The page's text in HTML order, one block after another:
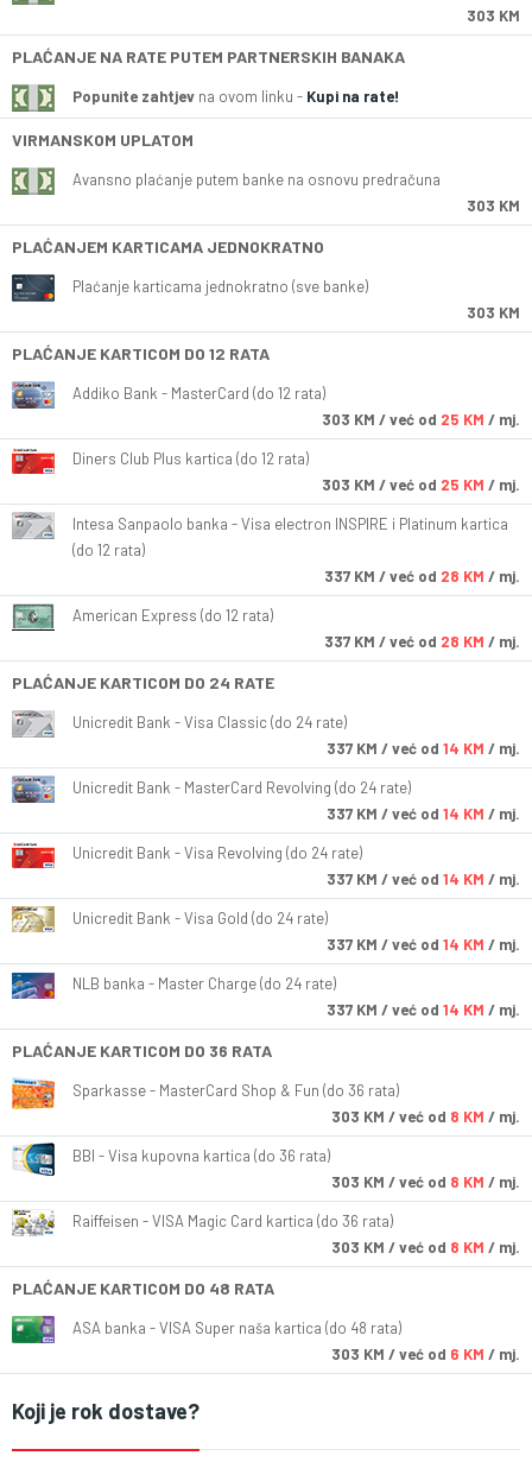
303 KM
PLAĆANJE NA RATE PUTEM PARTNERSKIH BANAKA
Popunite zahtjev na ovom linku - Kupi na rate!
VIRMANSKOM UPLATOM
Avansno plaćanje putem banke na osnovu predračuna
303 KM
PLAĆANJEM KARTICAMA JEDNOKRATNO
Plaćanje karticama jednokratno (sve banke)
303 KM
PLAĆANJE KARTICOM DO 12 RATA
Addiko Bank - MasterCard (do 12 rata)
303 KM / već od 25 KM / mj.
Diners Club Plus kartica (do 12 rata)
303 KM / već od 25 KM / mj.
Intesa Sanpaolo banka - Visa electron INSPIRE i Platinum kartica
(do 12 rata)
337 KM / već od 28 KM / mj.
American Express (do 12 rata)
337 KM / već od 28 KM / mj.
PLAĆANJE KARTICOM DO 24 RATE
Unicredit Bank - Visa Classic (do 24 rate)
337 KM / već od 14 KM / mj.
Unicredit Bank - MasterCard Revolving (do 24 rate)
337 KM / već od 14 KM / mj.
Unicredit Bank - Visa Revolving (do 24 rate)
337 KM / već od 14 KM / mj.
Unicredit Bank - Visa Gold (do 24 rate)
337 KM / već od 14 KM / mj.
NLB banka - Master Charge (do 24 rate)
337 KM / već od 14 KM / mj.
PLAĆANJE KARTICOM DO 36 RATA
Sparkasse - MasterCard Shop & Fun (do 36 rata)
303 KM / već od 8 KM / mj.
BBI - Visa kupovna kartica (do 36 rata)
303 KM / već od 8 KM / mj.
Raiffeisen - VISA Magic Card kartica (do 36 rata)
303 KM / već od 8 KM / mj.
PLAĆANJE KARTICOM DO 48 RATA
ASA banka - VISA Super naša kartica (do 48 rata)
303 KM / već od 6 KM / mj.
Koji je rok dostave?